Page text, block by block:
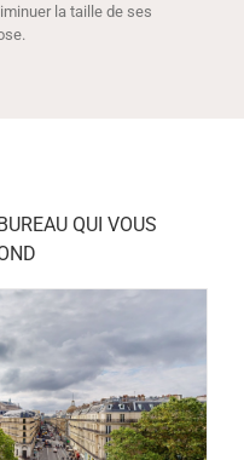
la taille de ses
QUI VOUS